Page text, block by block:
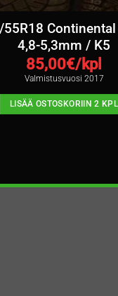
4,8-5,3mm / K5
85,00€/kpl
Valmistusvuosi 2017
LISÄÄ OSTOSKORIIN 2 KPL